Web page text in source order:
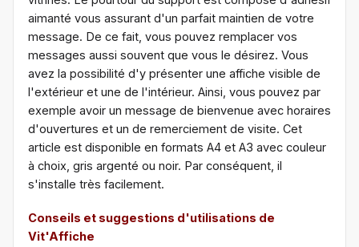
aimanté vous assurant d'un parfait maintien de votre
message. De ce fait, vous pouvez remplacer vos
messages aussi souvent que vous le désirez. Vous
avez la possibilité d'y présenter une affiche visible de
l'extérieur et une de l'intérieur. Ainsi, vous pouvez par
exemple avoir un message de bienvenue avec horaires
d'ouvertures et un de remerciement de visite. Cet
article est disponible en formats A4 et A3 avec couleur
à choix, gris argenté ou noir. Par conséquent, il
s'installe très facilement.
Conseils et suggestions d'utilisations de
Vit'Affiche